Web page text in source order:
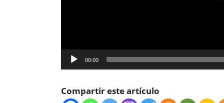
00:00
Compartir este artículo